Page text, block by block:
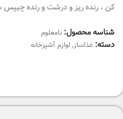
کن ، رنده ریز و درشت و رنده چیپس
شناسه محصول: نامعلوم
دسته: غذاساز,لوازم آشپزخانه